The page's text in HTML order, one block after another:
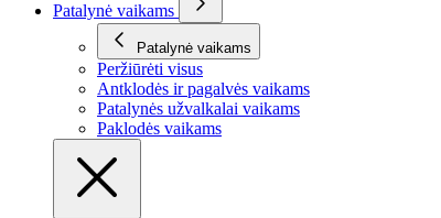
Patalynė vaikams
Patalynė vaikams
Peržiūrėti visus
Antklodės ir pagalvės vaikams
Patalynės užvalkalai vaikams
Paklodės vaikams